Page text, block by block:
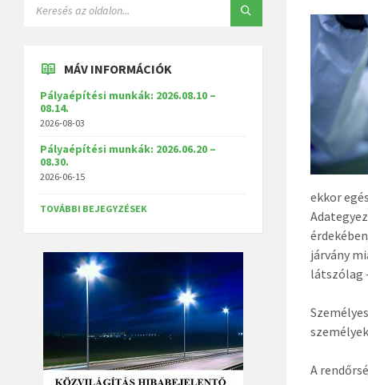
ekkor
járvány
látszólag
A
MÁV INFORMÁCIÓK
Pályaépítési munkák: 2026.08.10 –
08.14.
2026-08-03
Pályaépítési munkák: 2026.06.20 –
08.30.
2026-06-15
TOVÁBBI BEJEGYZÉSEK